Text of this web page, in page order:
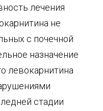
лечения
не
с почечной
назначение
левокарнитина
стадии